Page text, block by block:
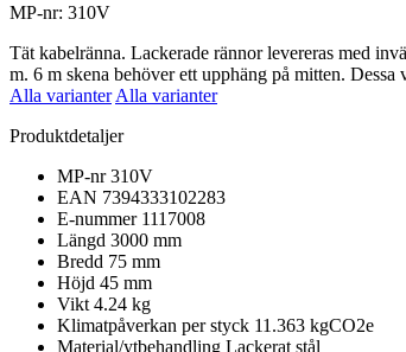
MP-nr: 310V
Tät kabelränna. Lackerade rännor levereras med
m. 6 m skena behöver ett upphäng på mitten.
Alla varianter Alla varianter
Produktdetaljer
MP-nr 310V
EAN 7394333102283
E-nummer 1117008
Längd 3000 mm
Bredd 75 mm
Höjd 45 mm
Vikt 4.24 kg
Klimatpåverkan per styck 11.363 kgCO2e
Material/ytbehandling Lackerat stål